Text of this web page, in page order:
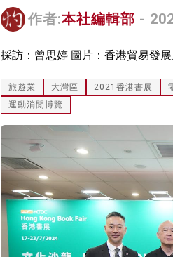
作者:本社編輯部 -
採訪：曾思婷 圖片：香港貿易發
旅遊業 大灣區 2021香港書展
運動消閒博覽